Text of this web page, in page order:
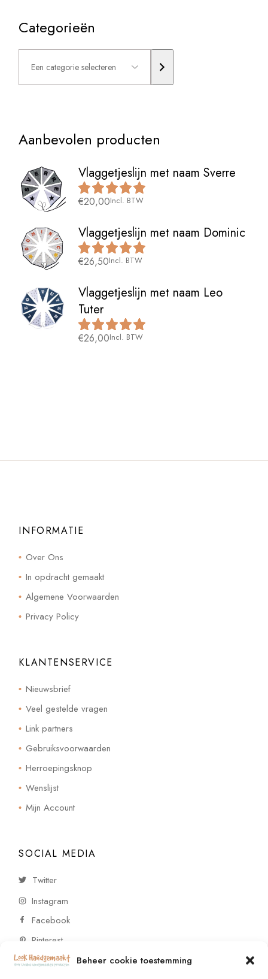
Beheer cookie toestemming
Categorieën
Een
categorie
selecteren
Aanbevolen producten
Vlaggetjeslijn met naam Sverre
€20,00Incl. BTW
Vlaggetjeslijn met naam Dominic
€26,50Incl. BTW
Vlaggetjeslijn met naam Leo
Tuter
€26,00Incl. BTW
INFORMATIE
Over Ons
In opdracht gemaakt
Algemene Voorwaarden
Privacy Policy
KLANTENSERVICE
Nieuwsbrief
Veel gestelde vragen
Link partners
Gebruiksvoorwaarden
Herroepingsknop
Wenslijst
Mijn Account
SOCIAL MEDIA
Twitter
Instagram
Facebook
Pinterest